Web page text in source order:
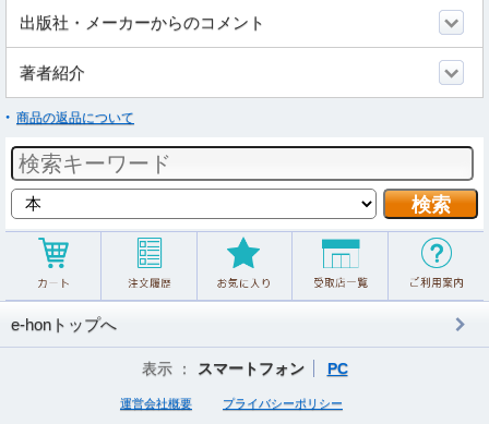
出版社・メーカーからのコメント
著者紹介
商品の返品について
e-honトップへ
表示 ： スマートフォン PC
運営会社概要 プライバシーポリシー